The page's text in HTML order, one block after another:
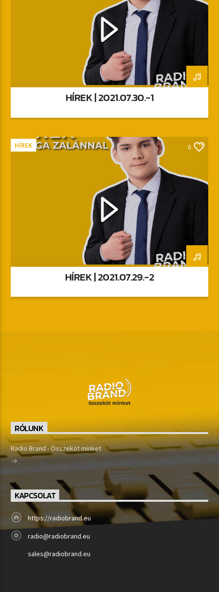
HÍREK | 2021.07.30.-1
HÍREK 0
HÍREK | 2021.07.29.-2
RÓLUNK
Radio Brand - Összeköt minket
KAPCSOLAT
https://radiobrand.eu
radio@radiobrand.eu
sales@radiobrand.eu